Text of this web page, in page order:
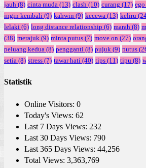
jauh (8) cinta muda (13) clash (10) curang (17) ego
ingin kembali (9) kahwin (9) kecewa (13) keliru
lelaki (6) long distance relationship (6) marah (8)
(38) merajuk (9) minta putus (7) move on (27)
peluang kedua (8) pengganti (8) pujuk (9) putus
setia (8) stress (7) tawar hati (40) tips (11) tipu (8)
Statistik
Online Visitors: 0
Today's Views: 62
Last 7 Days Views: 232
Last 30 Days Views: 790
Last 365 Days Views: 44,256
Total Views: 3,363,769